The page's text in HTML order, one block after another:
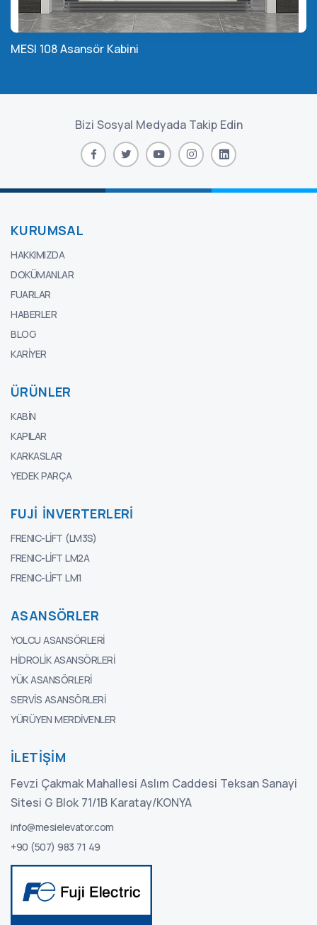
MESI 108 Asansör Kabini
Bizi Sosyal Medyada Takip Edin
KURUMSAL
HAKKIMIZDA
DOKÜMANLAR
FUARLAR
HABERLER
BLOG
KARIYER
ÜRÜNLER
KABIN
KAPILAR
KARKASLAR
YEDEK PARÇA
FUJI İNVERTERLERI
FRENIC-LIFT (LM3S)
FRENIC-LIFT LM2A
FRENIC-LIFT LM1
ASANSÖRLER
YOLCU ASANSÖRLERI
HIDROLIK ASANSÖRLERI
YÜK ASANSÖRLERI
SERVIS ASANSÖRLERI
YÜRÜYEN MERDIVENLER
İLETIŞIM
Fevzi Çakmak Mahallesi Aslım Caddesi Teksan Sanayi
Sitesi G Blok 71/1B Karatay/KONYA
info@mesielevator.com
+90 (507) 983 71 49